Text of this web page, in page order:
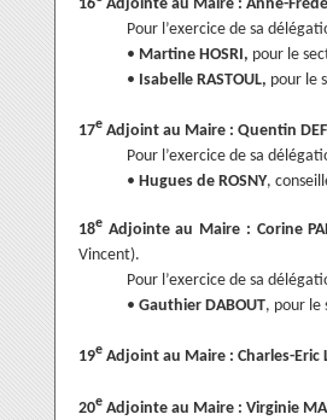
16 Adjointe au Maire : Anne-
Pour l’exercice de sa
• Martine HOSRI, pour le
• Isabelle RASTOUL, pour le
17e Adjoint au Maire : Quentin
Pour l’exercice de sa
• Hugues de ROSNY,
18e Adjointe au Maire : Corine
Vincent).
Pour l’exercice de sa
• Gauthier DABOUT, pour le
19e Adjoint au Maire : Charles-Eric
20e Adjointe au Maire : Virginie